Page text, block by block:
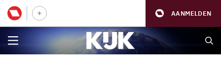
AANMELDEN